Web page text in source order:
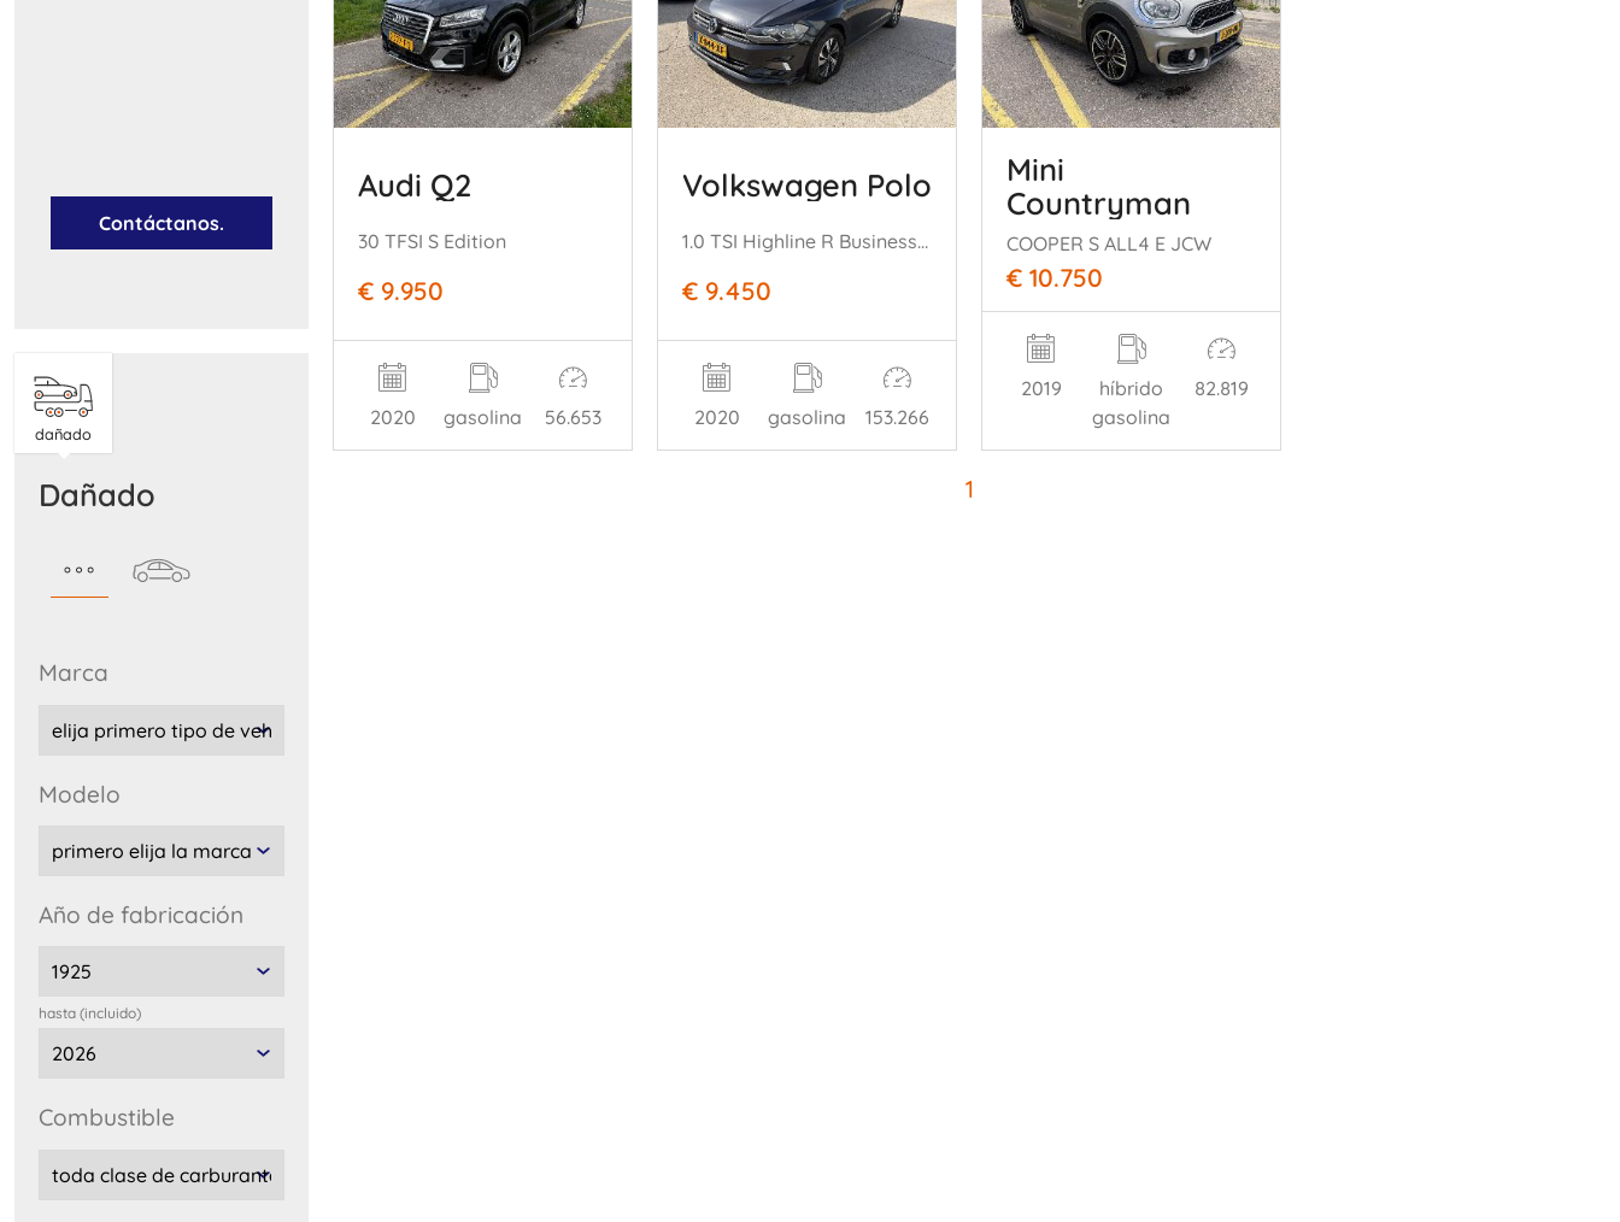
Contáctanos.
dañado
dañado
marca
modelo
año de fabricación
hasta (incluido)
combustible
Audi Q2
30 TFSI S Edition
€ 9.950
2020 gasolina 56.653
Volkswagen Polo
1.0 TSI Highline R Business Automaat
€ 9.450
2020 gasolina 153.266
Mini
Countryman
COOPER S ALL4 E JCW
€ 10.750
2019
híbrido
gasolina
82.819
1